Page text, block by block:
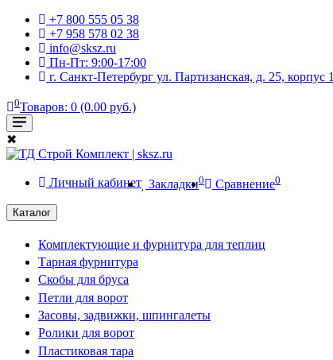
+7 800 555 05 38
+7 958 578 02 38
info@sksz.ru
Пн-Пт: 9:00-17:00
г. Санкт-Петербург ул. Партизанская, д. 25, корпус 1
0Товаров: 0 (0.00 руб.)
✖
Личный кабинет Закладки0 Сравнение0
Каталог
Комплектующие и фурнитура для теплиц
Тарная фурнитура
Скобы для бруса
Петли для ворот
Засовы, задвижки, шпингалеты
Ролики для ворот
Пластиковая тара